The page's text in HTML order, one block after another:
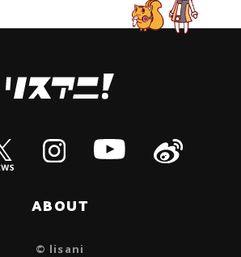
ABOUT
© lisani